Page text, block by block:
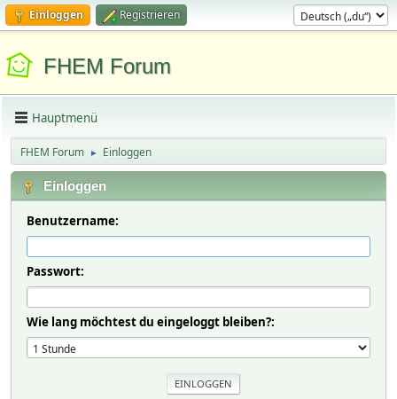
Einloggen Registrieren
FHEM Forum
Hauptmenü
FHEM Forum ► Einloggen
Einloggen
Benutzername:
Passwort:
Wie lang möchtest du eingeloggt bleiben?: